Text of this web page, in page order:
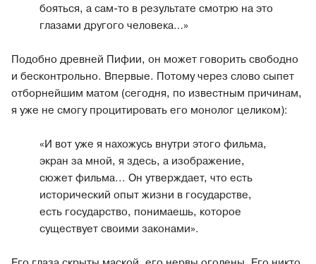
бояться, а сам-то в результате смотрю на это
глазами другого человека…»
Подобно древней Пифии, он может говорить свободно
и бесконтрольно. Впервые. Потому через слово сыпет
отборнейшим матом (сегодня, по известным причинам,
я уже не смогу процитировать его монолог целиком):
«И вот уже я нахожусь внутри этого фильма,
экран за мной, я здесь, а изображение,
сюжет фильма... Он утверждает, что есть
исторический опыт жизни в государстве,
есть государство, понимаешь, которое
существует своими законами».